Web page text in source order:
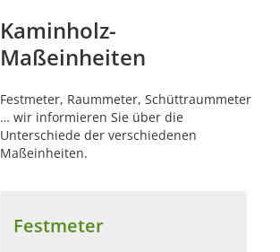
Kaminholz-
Maßeinheiten
Festmeter, Raummeter, Schüttraummeter
… wir informieren Sie über die
Unterschiede der verschiedenen
Maßeinheiten.
Festmeter